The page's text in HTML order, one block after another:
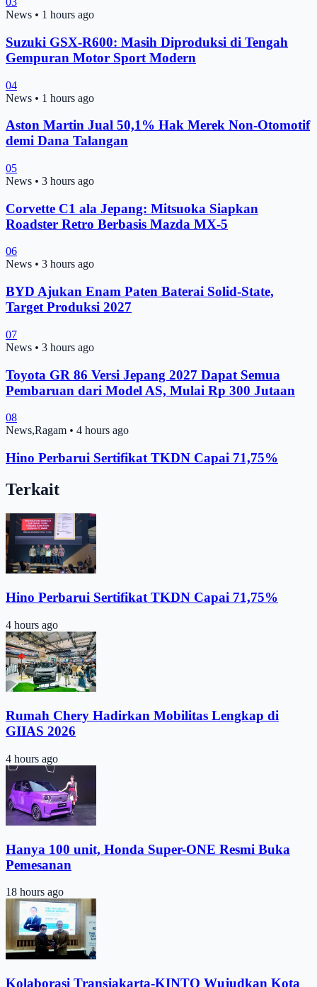
News • 1 hours ago
Suzuki GSX-R600: Masih Diproduksi di Tengah
Gempuran Motor Sport Modern
04
News • 1 hours ago
Aston Martin Jual 50,1% Hak Merek Non-Otomotif
demi Dana Talangan
05
News • 3 hours ago
Corvette C1 ala Jepang: Mitsuoka Siapkan
Roadster Retro Berbasis Mazda MX-5
06
News • 3 hours ago
BYD Ajukan Enam Paten Baterai Solid-State,
Target Produksi 2027
07
News • 3 hours ago
Toyota GR 86 Versi Jepang 2027 Dapat Semua
Pembaruan dari Model AS, Mulai Rp 300 Jutaan
08
News,Ragam • 4 hours ago
Hino Perbarui Sertifikat TKDN Capai 71,75%
Terkait
Hino Perbarui Sertifikat TKDN Capai 71,75%
4 hours ago
Rumah Chery Hadirkan Mobilitas Lengkap di
GIIAS 2026
4 hours ago
Hanya 100 unit, Honda Super-ONE Resmi Buka
Pemesanan
18 hours ago
Kolaborasi Transjakarta-KINTO Wujudkan Kota